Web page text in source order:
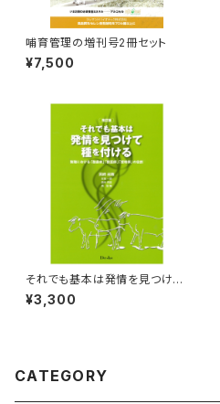
哺育管理の増刊号2冊セット
¥7,500
それでも基本は発情を見つけて
種を付ける=改訂版=
¥3,300
CATEGORY